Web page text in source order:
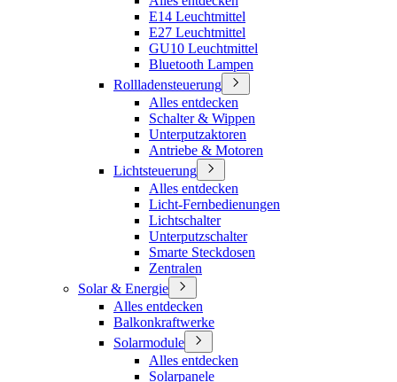
E14 Leuchtmittel
E27 Leuchtmittel
GU10 Leuchtmittel
Bluetooth Lampen
Rollladensteuerung
Alles entdecken
Schalter & Wippen
Unterputzaktoren
Antriebe & Motoren
Lichtsteuerung
Alles entdecken
Licht-Fernbedienungen
Lichtschalter
Unterputzschalter
Smarte Steckdosen
Zentralen
Solar & Energie
Alles entdecken
Balkonkraftwerke
Solarmodule
Alles entdecken
Solarpanele